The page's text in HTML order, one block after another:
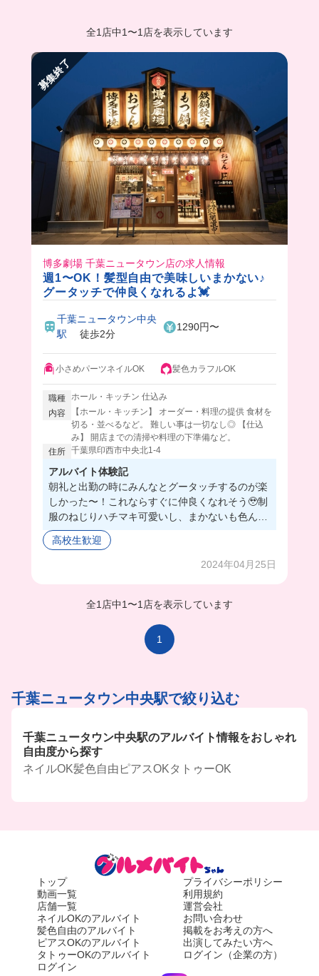
全1店中1 〜1店を表示しています
募集終了
博多劇場 千葉ニュータウン店の求人情報
週1〜OK！髪型自由で美味しいまかない♪
グータッチで仲良くなれるよ💓
千葉ニュータウン中央
駅 徒歩2分
1290円〜
小さめパーツネイルOK 髪色カラフルOK
職種 ホール・キッチン 仕込み
内容
【ホール・キッチン】 オーダー・料理の提供 食材を
切る・並べるなど。 難しい事は一切なし◎ 【仕込
み】 開店までの清掃や料理の下準備など。
住所 千葉県印西市中央北1-4
アルバイト体験記
朝礼と出勤の時にみんなとグータッチするのが楽
しかった〜！これならすぐに仲良くなれそう🥹制
服のねじりハチマキ可愛いし、まかないも色んな
の出てくるから最高だよ！賑やかな居酒屋だから
楽しくてバイトの時間過ぎるの早そう！笑みんな
高校生歓迎
2024年04月25日
全1店中1〜1店を表示しています
1
千葉ニュータウン中央駅で絞り込む
千葉ニュータウン中央駅のアルバイト情報をおしゃれ
自由度から探す
ネイルOK髪色自由 ピアスOKタトゥーOK
トップ
動画一覧
店舗一覧
ネイルOKのアルバイト
髪色自由のアルバイト
ピアスOKのアルバイト
タトゥーOKのアルバイト
ログイン
プライバシーポリシー
利用規約
運営会社
お問い合わせ
掲載をお考えの方へ
出演してみたい方へ
ログイン（企業の方）